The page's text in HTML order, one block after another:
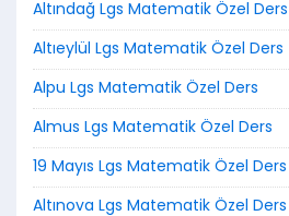
Altındağ Lgs Matematik Özel Ders
Altıeylül Lgs Matematik Özel Ders
Alpu Lgs Matematik Özel Ders
Almus Lgs Matematik Özel Ders
19 Mayıs Lgs Matematik Özel Ders
Altınova Lgs Matematik Özel Ders